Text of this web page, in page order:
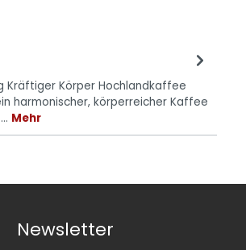
Kräftiger Körper Hochlandkaffee
harmonischer, körperreicher Kaffee
Mehr
Newsletter